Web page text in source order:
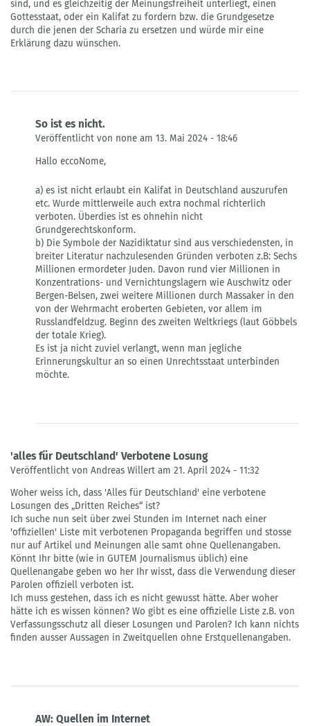
sind, und es gleichzeitig der Meinungsfreiheit unterliegt, einen
Gottesstaat, oder ein Kalifat zu fordern bzw. die Grundgesetze
durch die jenen der Scharia zu ersetzen und würde mir eine
Erklärung dazu wünschen.
So ist es nicht.
Veröffentlicht von none am 13. Mai 2024 - 18:46
auf
bitte?
von
eccoNome
Hallo eccoNome,
a) es ist nicht erlaubt ein Kalifat in Deutschland auszurufen
etc. Wurde mittlerweile auch extra nochmal richterlich
verboten. Überdies ist es ohnehin nicht
Grundgerechtskonform.
b) Die Symbole der Nazidiktatur sind aus verschiedensten, in
breiter Literatur nachzulesenden Gründen verboten z.B: Sechs
Millionen ermordeter Juden. Davon rund vier Millionen in
Konzentrations- und Vernichtungslagern wie Auschwitz oder
Bergen-Belsen, zwei weitere Millionen durch Massaker in den
von der Wehrmacht eroberten Gebieten, vor allem im
Russlandfeldzug. Beginn des zweiten Weltkriegs (laut Göbbels
der totale Krieg).
Es ist ja nicht zuviel verlangt, wenn man jegliche
Erinnerungskultur an so einen Unrechtsstaat unterbinden
möchte.
'alles für Deutschland' Verbotene Losung
Veröffentlicht von Andreas Willert am 21. April 2024 - 11:32
Woher weiss ich, dass 'Alles für Deutschland' eine verbotene
Losungen des „Dritten Reiches“ ist?
Ich suche nun seit über zwei Stunden im Internet nach einer
'offiziellen' Liste mit verbotenen Propaganda begriffen und stosse
nur auf Artikel und Meinungen alle samt ohne Quellenangaben.
Könnt Ihr bitte (wie in GUTEM Journalismus üblich) eine
Quellenangabe geben wo her Ihr wisst, dass die Verwendung dieser
Parolen offiziell verboten ist.
Ich muss gestehen, dass ich es nicht gewusst hätte. Aber woher
hätte ich es wissen können? Wo gibt es eine offizielle Liste z.B. von
Verfassungsschutz all dieser Losungen und Parolen? Ich kann nichts
finden ausser Aussagen in Zweitquellen ohne Erstquellenangaben.
AW: Quellen im Internet